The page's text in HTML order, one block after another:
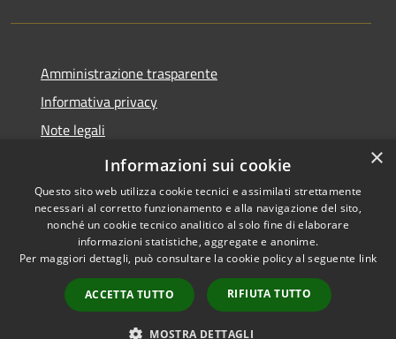
Amministrazione trasparente
Informativa privacy
Note legali
Dichiarazione di accessibilità
Accessibilità
Copyright © 2026 • Comune di
Brenzone sul Garda • Powered
byMunicipium
Accesso
redazione
×
Informazioni sui cookie
Questo sito web utilizza cookie tecnici e assimilati strettamente
necessari al corretto funzionamento e alla navigazione del sito,
nonché un cookie tecnico analitico al solo fine di elaborare
informazioni statistiche, aggregate e anonime.
Per maggiori dettagli, può consultare la cookie policy al seguente link
ACCETTA TUTTO RIFIUTA TUTTO
MOSTRA DETTAGLI